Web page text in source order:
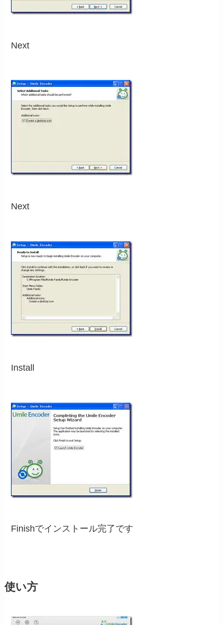
Next
Next
Install
Finishでインストール完了です
使い方